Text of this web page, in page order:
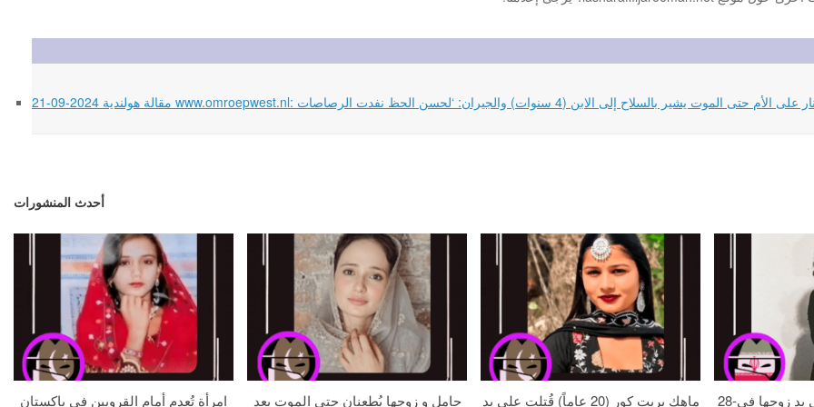
أحدث المنشورات
امرأة تُعدم أمام القرويين في باكستان حامل و زوجها يُطعنان حتى الموت بعد ماهك بريت كور (20 عاماً) قُتلت على يد 28-عامًا زهره خُنقت على يد زوجها في